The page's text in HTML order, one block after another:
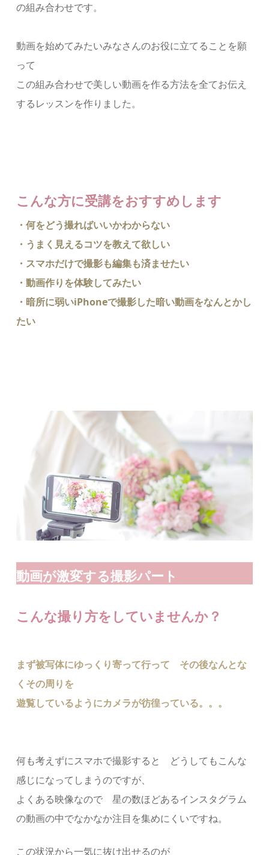
の組み合わせです。
動画を始めてみたいみなさんのお役に立てることを願
って
この組み合わせで美しい動画を作る方法を全てお伝え
するレッスンを作りました。
こんな方に受講をおすすめします
・何をどう撮ればいいかわからない
・うまく見えるコツを教えて欲しい
・スマホだけで撮影も編集も済ませたい
・動画作りを体験してみたい
・暗所に弱いiPhoneで撮影した暗い動画をなんとかし
たい
動画が激変する撮影パート
こんな撮り方をしていませんか？
まず被写体にゆっくり寄って行って その後なんとな
くその周りを
遊覧しているようにカメラが彷徨っている。。。
何も考えずにスマホで撮影すると どうしてもこんな
感じになってしまうのですが、
よくある映像なので 星の数ほどあるインスタグラム
の動画の中でなかなか注目を集めにくいですね。
この状況から一気に抜け出せるのが